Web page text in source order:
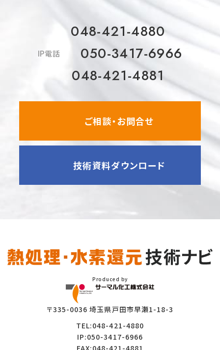
048-421-4880
IP電話
050-3417-6966
048-421-4881
ご相談・お問合せ
技術資料ダウンロード
Produced by
〒335-0036 埼玉県戸田市早瀬1-18-3
TEL:048-421-4880
IP:050-3417-6966
FAX:048-421-4881